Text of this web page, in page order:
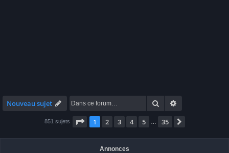
Nouveau sujet Rechercher
851 sujets Page 1sur35
1 2 3 4 5 35
Annonces